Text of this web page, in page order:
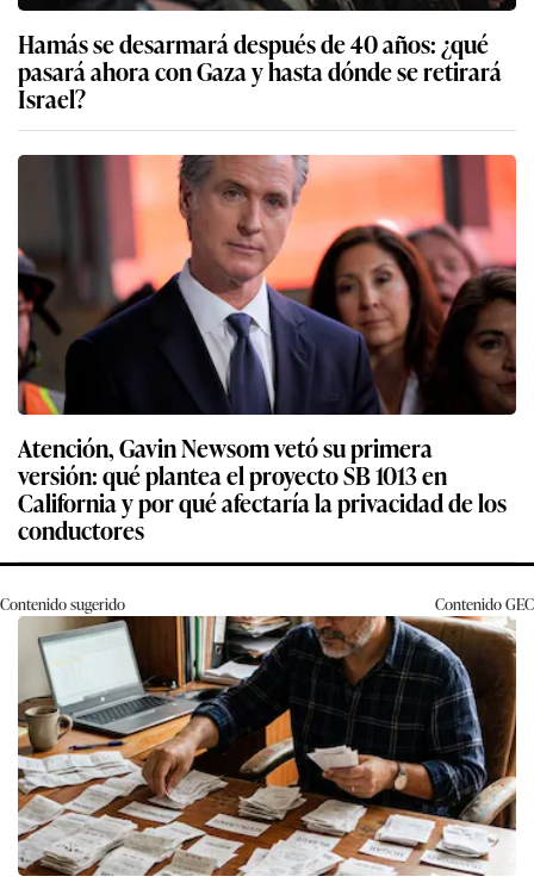
Hamás se desarmará después de 40 años: ¿qué
pasará ahora con Gaza y hasta dónde se retirará
Israel?
Atención, Gavin Newsom vetó su primera
versión: qué plantea el proyecto SB 1013 en
California y por qué afectaría la privacidad de los
conductores
Contenido sugerido ContenidoGEC